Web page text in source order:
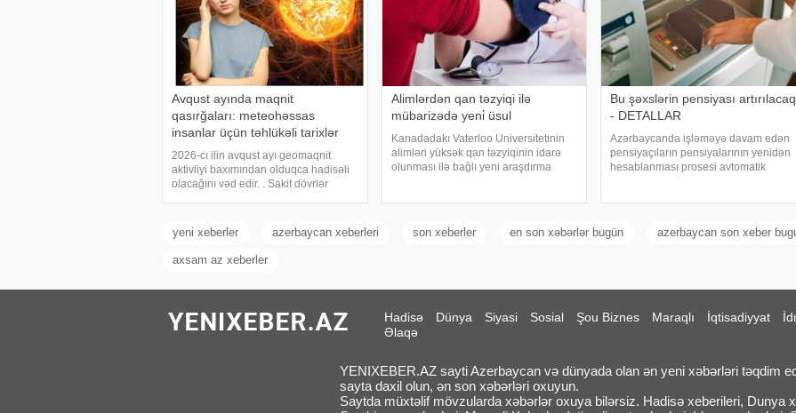
Avqust ayında maqnit
qasırğaları: meteohəssas
insanlar üçün təhlükəli tarixlər
2026-cı ilin avqust ayı geomaqnit
aktivliyi baxımından olduqca hadisəli
olacağını vəd edir. . Sakit dövrlər
maqnit fırtınaları nə vaxt baş verəcək?
Alimlərdən qan təzyiqi ilə
mübarizədə yeni̇ üsul
Kanadadakı Vaterloo Universitetinin
alimləri yüksək qan təzyiqinin idarə
olunması ilə bağlı yeni araşdırma
Bu şəxslərin pensiyası artırılacaq
- DETALLAR
Azərbaycanda işləməyə davam edən
pensiyaçıların pensiyalarının yenidən
hesablanması prosesi avtomatik
yeni xeberler azerbaycan xeberleri son xeberler en son xəbərlər bugün azerbaycan son xeber
axsam az xeberler
Hadisə Dünya Siyasi Sosial Şou Biznes Maraqlı İqtisadiyyat
Əlaqə
YENIXEBER.AZ sayti Azerbaycan və dünyada olan ən yeni xəbərləri təqdim
sayta daxil olun, ən son xəbərləri oxuyun.
Saytda müxtəlif mövzularda xəbərlər oxuya bilərsiz. Hadisə xeberileri, Dunya